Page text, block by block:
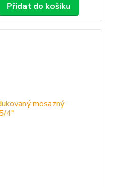
Přidat do košíku